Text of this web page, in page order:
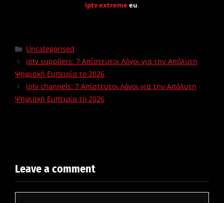
iptv extremeeu.
Uncategorised
iptv suppliers: 7 Απίστευτοι Λόγοι για την Απόλυτη
Ψηφιακή Εμπειρία το 2026
iptv channels: 7 Απίστευτοι Λόγοι για την Απόλυτη
Ψηφιακή Εμπειρία το 2026
Leave a comment